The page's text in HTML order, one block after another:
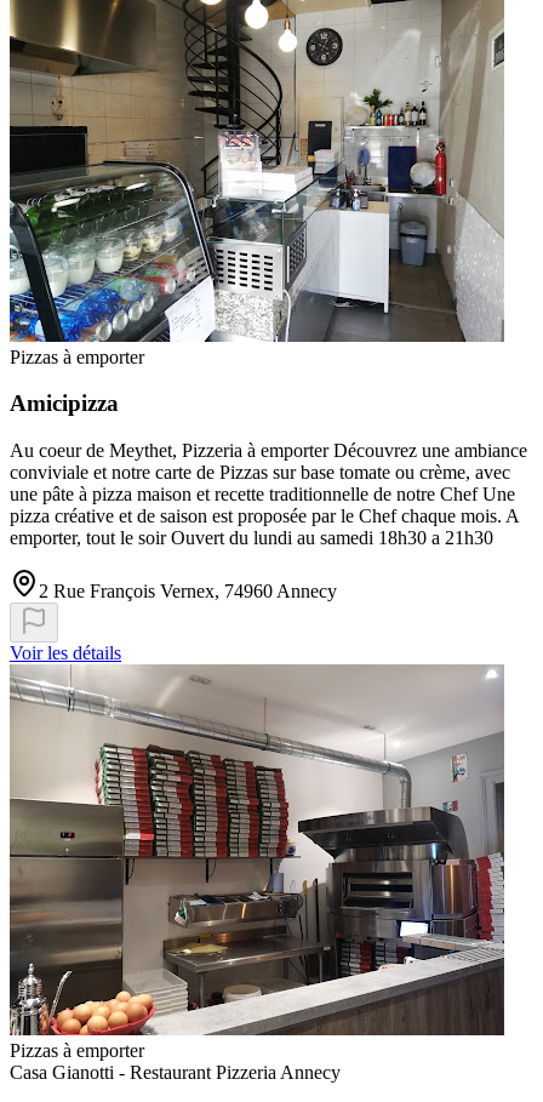
Pizzas à emporter
Amicipizza
Au coeur de Meythet, Pizzeria à emporter Découvrez une ambiance
conviviale et notre carte de Pizzas sur base tomate ou crème, avec
une pâte à pizza maison et recette traditionnelle de notre Chef Une
pizza créative et de saison est proposée par le Chef chaque mois. A
emporter, tout le soir Ouvert du lundi au samedi 18h30 a 21h30
2 Rue François Vernex, 74960 Annecy
Voir les détails
Pizzas à emporter
Casa Gianotti - Restaurant Pizzeria Annecy